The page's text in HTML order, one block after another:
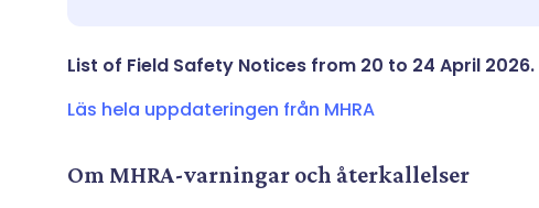
Dela via WhatsApp 🇸🇪 Svenska
List of Field Safety Notices from 20 to 24 April 2026.
Läs hela uppdateringen från MHRA
Om MHRA-varningar och återkallelser